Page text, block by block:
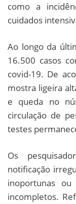
como a
cuidados
Ao longo da
16.500 casos
covid-19. De
mostra ligeira
e queda no
circulação de
testes
Os
notificação
inoportunas
incompletos.